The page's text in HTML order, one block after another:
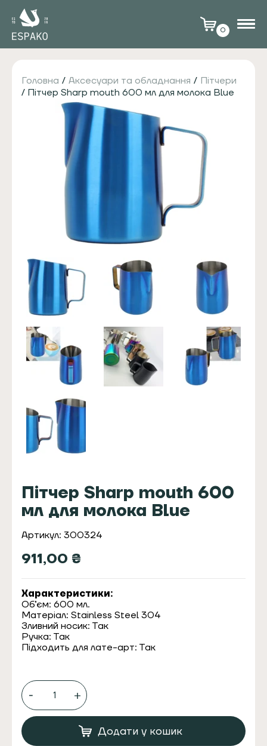
0
Головна / Аксесуари та обладнання / Пітчери
/ Пітчер Sharp mouth 600 мл для молока Blue
Пітчер Sharp mouth 600
мл для молока Blue
Артикул: 300324
911,00 ₴
Характеристики:
Об’єм: 600 мл.
Матеріал: Stainless Steel 304
Зливний носик: Так
Ручка: Так
Підходить для лате-арт: Так
Пітчер
Sharp
mouth
600
мл
для
Додати у кошик